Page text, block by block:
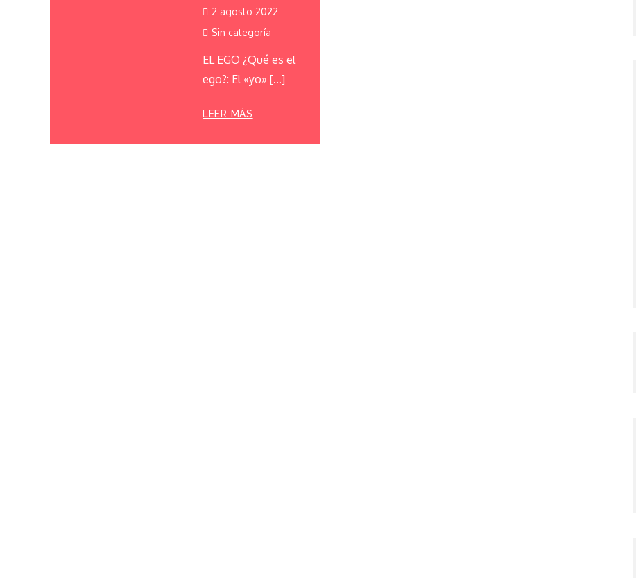
2 agosto 2022
Sin categoría
EL EGO ¿Qué es el
ego?: El «yo» […]
LEER MÁS